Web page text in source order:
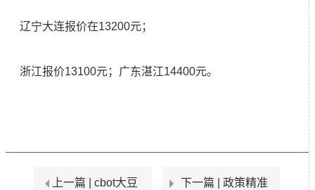
辽宁大连报价在13200元；
浙江报价13100元；广东湛江14400元。
上一篇 | cbot大豆
下一篇 | 政策精准